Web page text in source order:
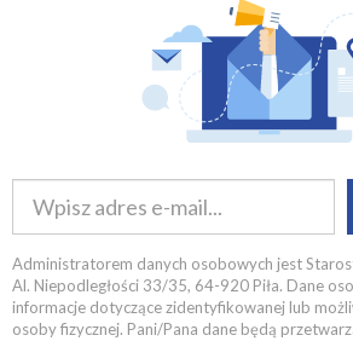
Administratorem danych osobowych jest
Al. Niepodległości 33/35, 64-920 Piła. Dane
informacje dotyczące zidentyfikowanej lub
osoby fizycznej. Pani/Pana dane będą